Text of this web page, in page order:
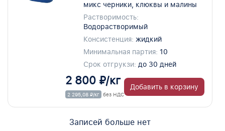
микс черники, клюквы и малины
Растворимость:
Водорастворимый
Консистенция: жидкий
Минимальная партия: 10
Срок отгрукзи: до 30 дней
2 800 ₽/кг
2 295,08 ₽/кг без НДС
Добавить в корзину
Записей больше нет